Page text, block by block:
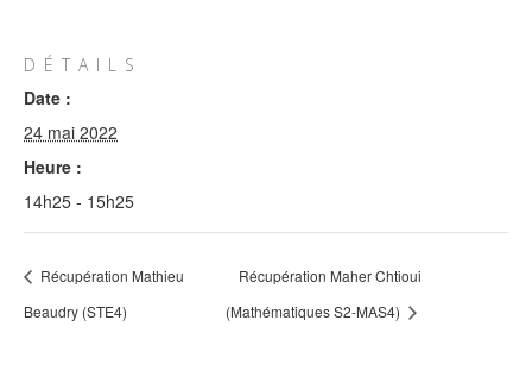
DÉTAILS
Date :
24 mai 2022
Heure :
14h25 - 15h25
Récupération Mathieu
Beaudry (STE4)
Récupération Maher Chtioui
(Mathématiques S2-MAS4)